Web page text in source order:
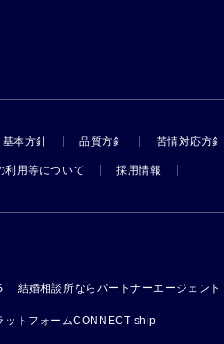
本方針 品質方針 苦情対応方針
利用等について 採用情報
結婚相談所ならパートナーエージェント
ットフォームCONNECT-ship